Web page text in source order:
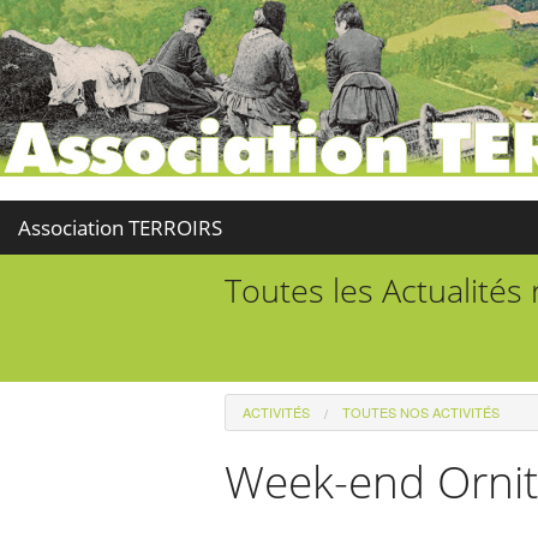
Association TERROIRS
Toutes les Actualités
ACTIVITÉS TOUTES NOS ACTIVITÉS
Week-end